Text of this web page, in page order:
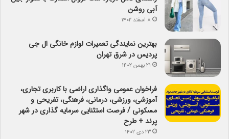
آبی روشن
۸ اسفند ۱۴۰۲
بهترین نمایندگی تعمیرات لوازم خانگی ال جی
پردیس در شرق تهران
۲۱ بهمن ۱۴۰۲
فراخوان عمومی واگذاری اراضی با کاربری تجاری،
آموزشی، ورزشی، درمانی، فرهنگی، تفریحی و
مسکونی / فرصت استثنایی سرمایه گذاری در شهر
پرند + طرح
۲۳ دی ۱۴۰۲